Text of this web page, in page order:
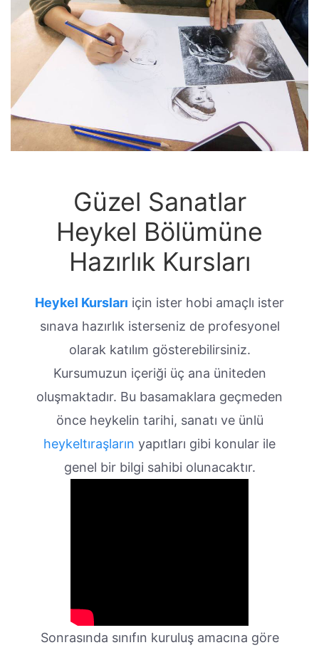
Güzel Sanatlar
Heykel Bölümüne
Hazırlık Kursları
Heykel Kursları için ister hobi amaçlı ister
sınava hazırlık isterseniz de profesyonel
olarak katılım gösterebilirsiniz.
Kursumuzun içeriği üç ana üniteden
oluşmaktadır. Bu basamaklara geçmeden
önce heykelin tarihi, sanatı ve ünlü
heykeltıraşların yapıtları gibi konular ile
genel bir bilgi sahibi olunacaktır.
Sonrasında sınıfın kuruluş amacına göre